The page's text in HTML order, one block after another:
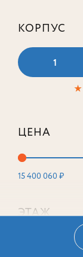
КОРПУС
1
★
ЦЕНА
15 400 060 ₽
ЭТАЖ